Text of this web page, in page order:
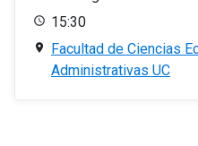
15:30
Facultad de Ciencias
Administrativas UC